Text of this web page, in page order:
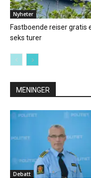
Nyheter
Fastboende reiser gratis
seks turer
MENINGER
Debatt